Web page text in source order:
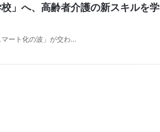
」へ、高齢者介護の新スキルを学
マート化の波」が交わ…